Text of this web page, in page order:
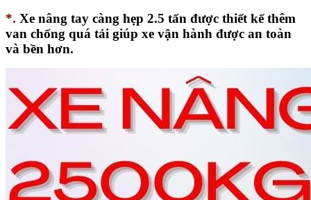
*. Xe nâng tay càng hẹp 2.5 tấn được thiết kế thêm
van chống quá tải giúp xe vận hành được an toàn
và bền hơn.